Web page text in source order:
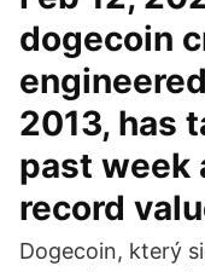
dogecoin
2013, has
past week
record
Dogecoin, který